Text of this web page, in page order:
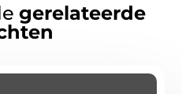
gerelateerde